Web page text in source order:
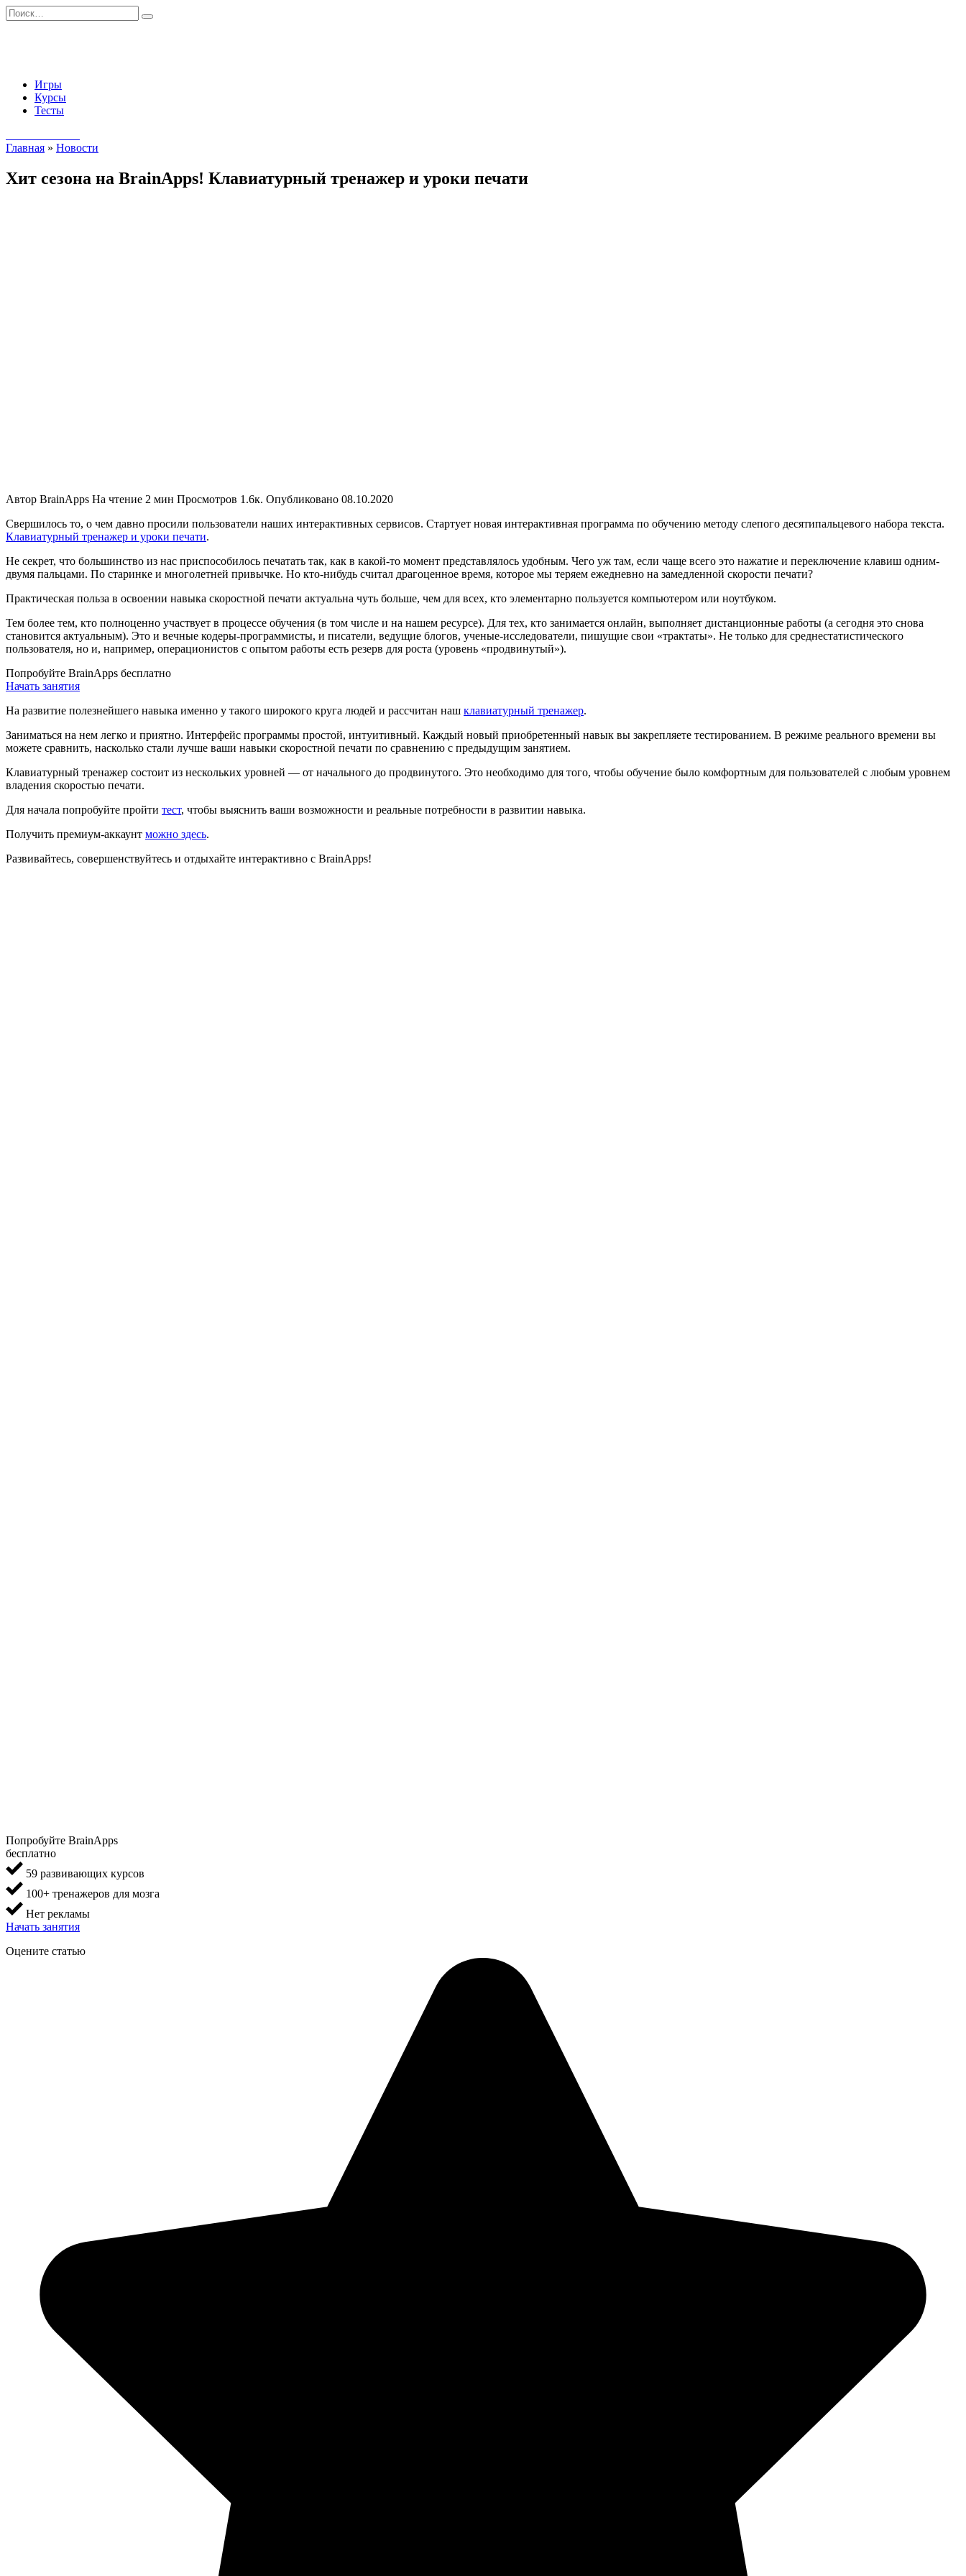
Перейти
к
Search
for:
Игры
Курсы
Тесты
Главная » Новости
Хит сезона на BrainApps! Клавиатурный тренажер и уроки печати
Автор BrainApps На чтение 2 мин Просмотров 1.6к. Опубликовано 08.10.2020
Свершилось то, о чем давно просили пользователи наших интерактивных сервисов. Стартует новая интерактивная программа по обучению методу слепого десятипальцевого набора текста.
Клавиатурный тренажер и уроки печати.
Не секрет, что большинство из нас приспособилось печатать так, как в какой-то момент представлялось удобным. Чего уж там, если чаще всего это нажатие и переключение клавиш одним-
двумя пальцами. По старинке и многолетней привычке. Но кто-нибудь считал драгоценное время, которое мы теряем ежедневно на замедленной скорости печати?
Практическая польза в освоении навыка скоростной печати актуальна чуть больше, чем для всех, кто элементарно пользуется компьютером или ноутбуком.
Тем более тем, кто полноценно участвует в процессе обучения (в том числе и на нашем ресурсе). Для тех, кто занимается онлайн, выполняет дистанционные работы (а сегодня это снова
становится актуальным). Это и вечные кодеры-программисты, и писатели, ведущие блогов, ученые-исследователи, пишущие свои «трактаты». Не только для среднестатистического
пользователя, но и, например, операционистов с опытом работы есть резерв для роста (уровень «продвинутый»).
Попробуйте BrainApps бесплатно
Начать занятия
На развитие полезнейшего навыка именно у такого широкого круга людей и рассчитан наш клавиатурный тренажер.
Заниматься на нем легко и приятно. Интерфейс программы простой, интуитивный. Каждый новый приобретенный навык вы закрепляете тестированием. В режиме реального времени вы
можете сравнить, насколько стали лучше ваши навыки скоростной печати по сравнению с предыдущим занятием.
Клавиатурный тренажер состоит из нескольких уровней — от начального до продвинутого. Это необходимо для того, чтобы обучение было комфортным для пользователей с любым уровнем
владения скоростью печати.
Для начала попробуйте пройти тест, чтобы выяснить ваши возможности и реальные потребности в развитии навыка.
Получить премиум-аккаунт можно здесь.
Развивайтесь, совершенствуйтесь и отдыхайте интерактивно с BrainApps!
Попробуйте BrainApps
бесплатно
59 развивающих курсов
100+ тренажеров для мозга
Нет рекламы
Начать занятия
Оцените статью